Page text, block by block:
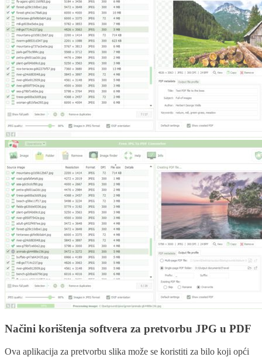
Načini korištenja softvera za pretvorbu JPG u PDF
Ova aplikacija za pretvorbu slika može se koristiti za bilo koji opći